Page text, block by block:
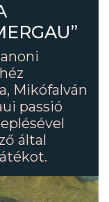
Mikófalván
passió
által